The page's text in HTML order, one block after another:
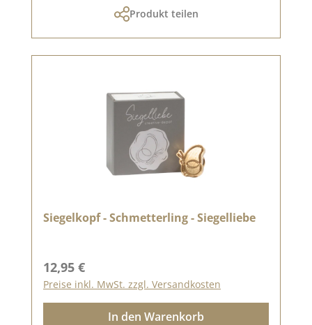
Produkt teilen
Siegelkopf - Schmetterling - Siegelliebe
Regulärer Preis:
12,95 €
Preise inkl. MwSt. zzgl. Versandkosten
In den Warenkorb